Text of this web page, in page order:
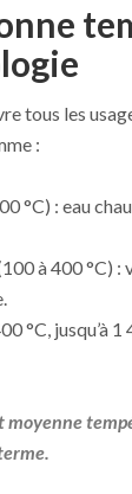
tous les
:
°C) : eau
à 400 °C) :
°C, jusqu’à
moyenne